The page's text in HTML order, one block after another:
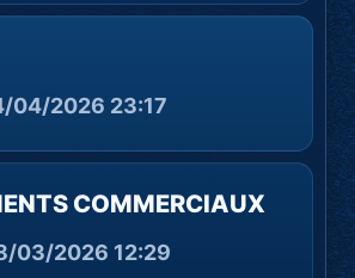
04/2026 23:17
COMMERCIAUX
03/2026 12:29